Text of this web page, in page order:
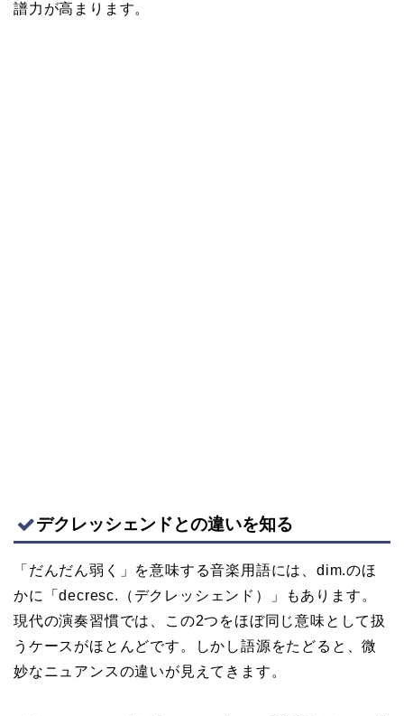
譜力が高まります。
デクレッシェンドとの違いを知る
「だんだん弱く」を意味する音楽用語には、dim.のほ
かに「decresc.（デクレッシェンド）」もあります。
現代の演奏習慣では、この2つをほぼ同じ意味として扱
うケースがほとんどです。しかし語源をたどると、微
妙なニュアンスの違いが見えてきます。